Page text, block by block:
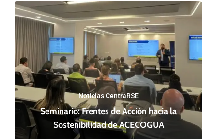
Noticias CentraRSE
Seminario: Frentes de Acción hacia la
Sostenibilidad de ACECOGUA